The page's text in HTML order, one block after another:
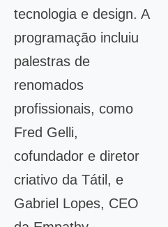
tecnologia e design. A
programação incluiu
palestras de
renomados
profissionais, como
Fred Gelli,
cofundador e diretor
criativo da Tátil, e
Gabriel Lopes, CEO